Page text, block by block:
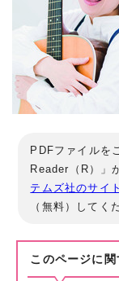
PDFファイルを
Reader（R）」
テムズ社のサイ
（無料）してく
このページに関